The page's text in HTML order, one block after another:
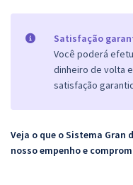
Satisfação
Você poderá
dinheiro de volta
satisfação
Veja o que o Sistema Gran
nosso empenho e